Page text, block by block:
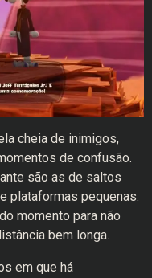
cheia de inimigos,
de confusão.
são as de saltos
plataformas pequenas.
momento para não
bem longa.
em que há